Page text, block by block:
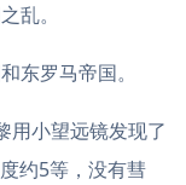
乱。
东罗马帝国。
小望远镜发现了
约5等，没有彗